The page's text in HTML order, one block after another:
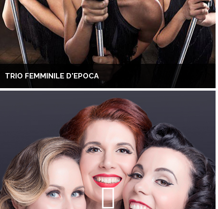
TRIO FEMMINILE D'EPOCA